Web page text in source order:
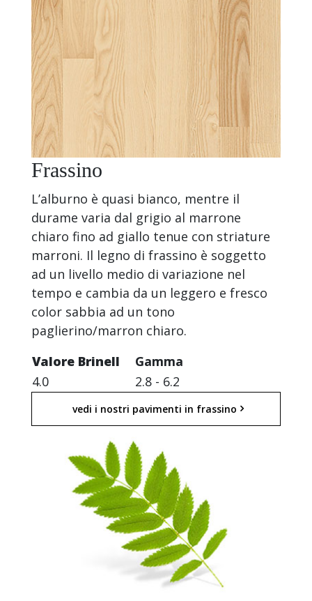
Frassino
L’alburno è quasi bianco, mentre il
durame varia dal grigio al marrone
chiaro fino ad giallo tenue con striature
marroni. Il legno di frassino è soggetto
ad un livello medio di variazione nel
tempo e cambia da un leggero e fresco
color sabbia ad un tono
paglierino/marron chiaro.
Valore Brinell
Gamma
4.0
2.8 - 6.2
vedi i nostri pavimenti in frassino